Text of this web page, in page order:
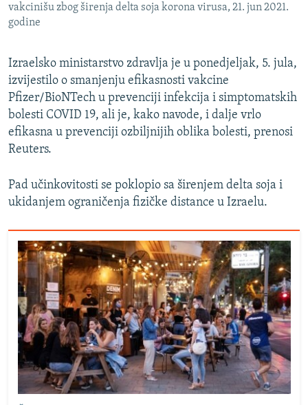
TV LIBERTY
MOJA EVROPA
TRI DECENIJE OD RATA U BIH
SVE KARTE DEJTONA
NASTANAK I RASPAD JUGOSLAVIJE
Sve RFE/RL stranice
vakcinišu zbog širenja delta soja korona virusa, 21. jun 2021.
godine
Izraelsko ministarstvo zdravlja je u ponedjeljak, 5. jula,
izvijestilo o smanjenju efikasnosti vakcine
Pfizer/BioNTech u prevenciji infekcija i simptomatskih
bolesti COVID 19, ali je, kako navode, i dalje vrlo
efikasna u prevenciji ozbiljnijih oblika bolesti, prenosi
Reuters.
Pad učinkovitosti se poklopio sa širenjem delta soja i
ukidanjem ograničenja fizičke distance u Izraelu.